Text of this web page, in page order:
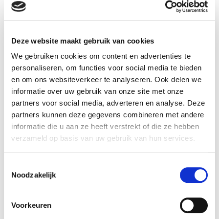
Deze website maakt gebruik van cookies
We gebruiken cookies om content en advertenties te
personaliseren, om functies voor social media te bieden
en om ons websiteverkeer te analyseren. Ook delen we
informatie over uw gebruik van onze site met onze
partners voor social media, adverteren en analyse. Deze
partners kunnen deze gegevens combineren met andere
informatie die u aan ze heeft verstrekt of die ze hebben
verzameld op basis van uw gebruik van hun services.
Noodzakelijk
Voorkeuren
Binnen 1 minuut geregeld
Razendsnel een formulier aanmaken door een sjabloon te
gebruiken kan al binnen 1 minuut!
Oneindige mogelijkheden